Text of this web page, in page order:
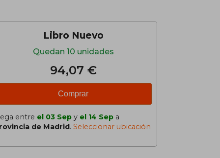
Libro Nuevo
Quedan 10 unidades
94,07 €
Comprar
entre el 03 Sep y el 14 Sep a
de Madrid. Seleccionar ubicación